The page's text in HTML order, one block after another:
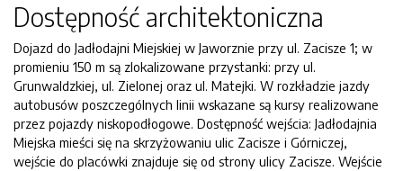
Dostępność architektoniczna
Dojazd do Jadłodajni Miejskiej w Jaworznie przy ul. Zacisze 1; w
promieniu 150 m są zlokalizowane przystanki: przy ul.
Grunwaldzkiej, ul. Zielonej oraz ul. Matejki. W rozkładzie jazdy
autobusów poszczególnych linii wskazane są kursy realizowane
przez pojazdy niskopodłogowe. Dostępność wejścia: Jadłodajnia
Miejska mieści się na skrzyżowaniu ulic Zacisze i Górniczej,
wejście do placówki znajduje się od strony ulicy Zacisze. Wejście